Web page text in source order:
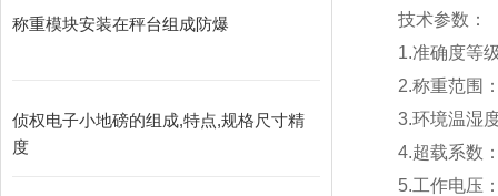
称重模块安装在秤台组成防爆
侦权电子小地磅的组成,特点,规格尺寸精
度
技术参数：
1.准确度等
2.称重范围
3.环境温湿
4.超载系数
5.工作电压